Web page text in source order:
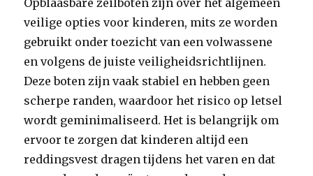
Opblaasbare zeilboten zijn over het algemeen
veilige opties voor kinderen, mits ze worden
gebruikt onder toezicht van een volwassene
en volgens de juiste veiligheidsrichtlijnen.
Deze boten zijn vaak stabiel en hebben geen
scherpe randen, waardoor het risico op letsel
wordt geminimaliseerd. Het is belangrijk om
ervoor te zorgen dat kinderen altijd een
reddingsvest dragen tijdens het varen en dat